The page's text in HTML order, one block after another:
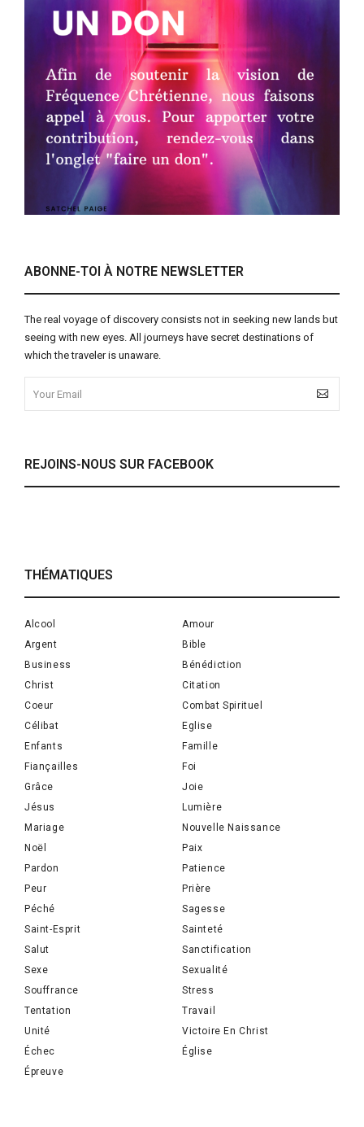
ABONNE-TOI À NOTRE NEWSLETTER
The real voyage of discovery consists not in seeking new lands but
seeing with new eyes. All journeys have secret destinations of
which the traveler is unaware.
REJOINS-NOUS SUR FACEBOOK
THÉMATIQUES
Alcool
Amour
Argent
Bible
Business
Bénédiction
Christ
Citation
Coeur
Combat Spirituel
Célibat
Eglise
Enfants
Famille
Fiançailles
Foi
Grâce
Joie
Jésus
Lumière
Mariage
Nouvelle Naissance
Noël
Paix
Pardon
Patience
Peur
Prière
Péché
Sagesse
Saint-Esprit
Sainteté
Salut
Sanctification
Sexe
Sexualité
Souffrance
Stress
Tentation
Travail
Unité
Victoire En Christ
Échec
Église
Épreuve